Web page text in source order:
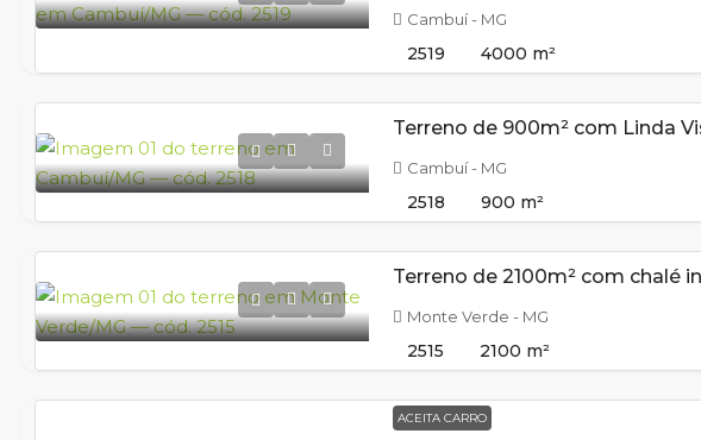
Cambuí - MG
2519 4000 m²
Cambuí - MG
2518 900 m²
Monte Verde - MG
2515 2100 m²
ACEITA CARRO